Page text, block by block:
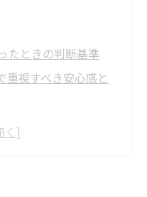
たときの判断基準
重視すべき安心感と
セリングの特徴を比